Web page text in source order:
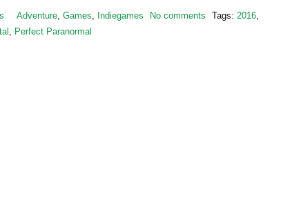
Adventure, Games, Indiegames No comments Tags: 2016,
, Perfect Paranormal